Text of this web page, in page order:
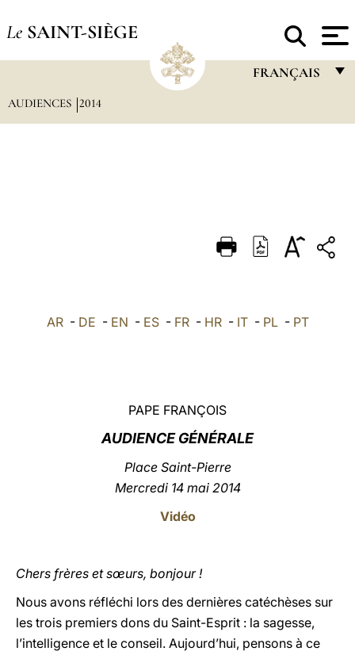
Le SAINT-SIÈGE
FRANÇAIS
DEUTSCH
العربيّة
AUDIENCES 2014
AR- DE - EN - ES- FR- HR- IT- PL- PT
PAPE FRANÇOIS
AUDIENCE GÉNÉRALE
Place Saint-Pierre
Mercredi 14 mai 2014
Vidéo
Chers frères et sœurs, bonjour !
Nous avons réfléchi lors des dernières catéchèses sur
les trois premiers dons du Saint-Esprit : la sagesse,
l’intelligence et le conseil. Aujourd’hui, pensons à ce